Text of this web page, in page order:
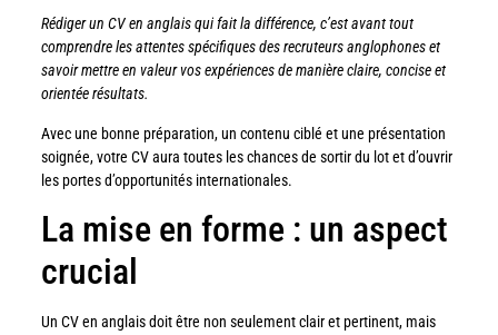
Rédiger un CV en anglais qui fait la différence, c’est avant tout
comprendre les attentes spécifiques des recruteurs anglophones et
savoir mettre en valeur vos expériences de manière claire, concise et
orientée résultats.
Avec une bonne préparation, un contenu ciblé et une présentation
soignée, votre CV aura toutes les chances de sortir du lot et d’ouvrir
les portes d’opportunités internationales.
La mise en forme : un aspect
crucial
Un CV en anglais doit être non seulement clair et pertinent, mais